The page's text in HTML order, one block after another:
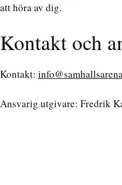
att höra av dig.
Kontakt och
Kontakt:
Ansvarig utgivare: Fredrik